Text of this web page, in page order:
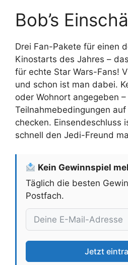
Bob’s
Drei Fan-Pakete für einen
Kinostarts des Jahres –
für echte Star Wars-Fans!
und schon ist man dabei.
oder Wohnort angegeben –
Teilnahmebedingungen
checken. Einsendeschluss
schnell den Jedi-Freund
Kein Gewinnspiel
Täglich die besten
Postfach.
Jetzt